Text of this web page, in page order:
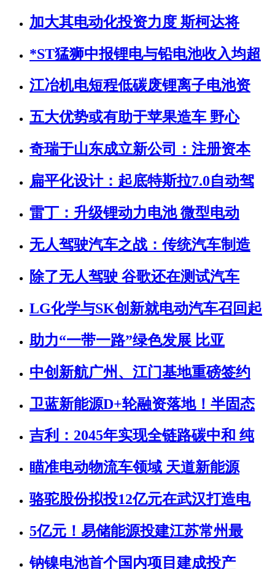
加大其电动化投资力度 斯柯达将
*ST猛狮中报锂电与铅电池收入均超
江冶机电短程低碳废锂离子电池资
五大优势或有助于苹果造车 野心
奇瑞于山东成立新公司：注册资本
扁平化设计：起底特斯拉7.0自动驾
雷丁：升级锂动力电池 微型电动
无人驾驶汽车之战：传统汽车制造
除了无人驾驶 谷歌还在测试汽车
LG化学与SK创新就电动汽车召回起
助力“一带一路”绿色发展 比亚
中创新航广州、江门基地重磅签约
卫蓝新能源D+轮融资落地！半固态
吉利：2045年实现全链路碳中和 纯
瞄准电动物流车领域 天道新能源
骆驼股份拟投12亿元在武汉打造电
5亿元！易储能源投建江苏常州最
钠镍电池首个国内项目建成投产